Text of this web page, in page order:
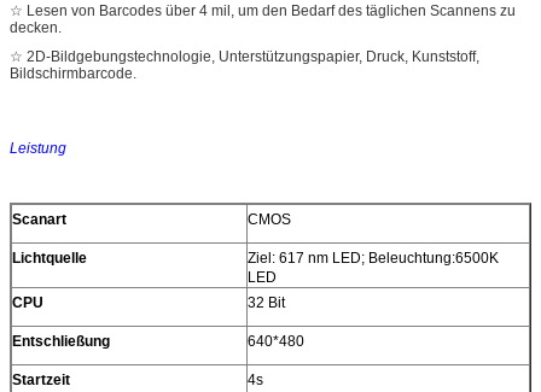
☆ Lesen von Barcodes über 4 mil, um den Bedarf des täglichen Scannens zu
decken.
☆ 2D-Bildgebungstechnologie, Unterstützungspapier, Druck, Kunststoff,
Bildschirmbarcode.
Leistung
Scanart CMOS
Lichtquelle
Ziel: 617 nm LED; Beleuchtung:6500K
LED
CPU
32 Bit
Entschließung 640*480
Startzeit 4s